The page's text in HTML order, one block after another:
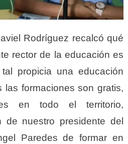
Rodríguez recalcó qué
rector de la educación es
propicia una educación
las formaciones son gratis,
en todo el territorio,
de nuestro presidente del
Paredes de formar en